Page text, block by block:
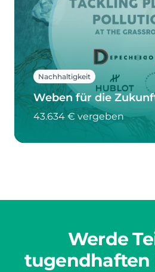
Nachhaltigkeit
Weben für die
43.634 € vergeben
Werde
tugendhaften